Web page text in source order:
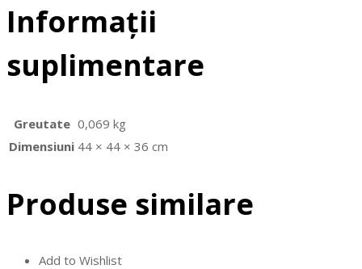
Informații
suplimentare
Greutate 0,069 kg
Dimensiuni 44 × 44 × 36 cm
Produse similare
Add to Wishlist